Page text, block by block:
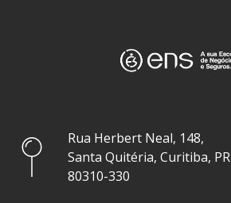
Rua Herbert Neal, 148,
Santa Quitéria, Curitiba, PR
80310-330